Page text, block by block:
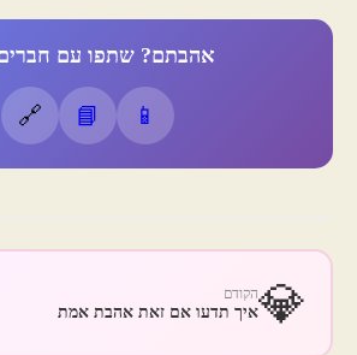
אהבתם? שתפו עם
📱
📘
🔗
💎הקודם
איך תדעו אם זאת אהבת אמת